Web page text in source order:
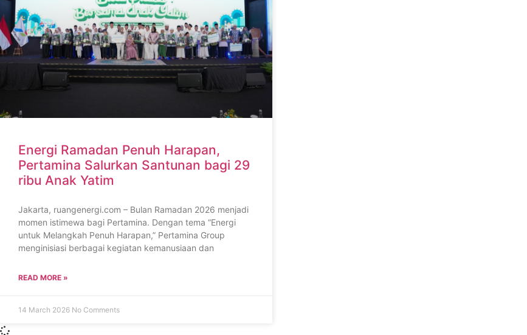
Energi Ramadan Penuh Harapan,
Pertamina Salurkan Santunan bagi 29
ribu Anak Yatim
Jakarta, ruangenergi.com – Bulan Ramadan 2026 menjadi
momen istimewa bagi Pertamina. Dengan tema “Energi
untuk Melangkah Penuh Harapan,” Pertamina Group
menginisiasi berbagai kegiatan kemanusiaan dan
READ MORE »
14 March 2026 No Comments